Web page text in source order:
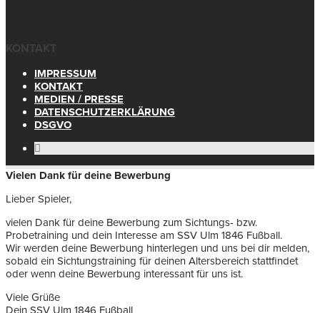
KONTAKT
IMPRESSUM
KONTAKT
MEDIEN / PRESSE
DATENSCHUTZERKLÄRUNG
DSGVO
Vielen Dank für deine Bewerbung
Lieber Spieler,
vielen Dank für deine Bewerbung zum Sichtungs- bzw.
Probetraining und dein Interesse am SSV Ulm 1846 Fußball.
Wir werden deine Bewerbung hinterlegen und uns bei dir melden,
sobald ein Sichtungstraining für deinen Altersbereich stattfindet
oder wenn deine Bewerbung interessant für uns ist.
Viele Grüße
Dein SSV Ulm 1846 Fußball